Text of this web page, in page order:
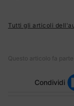
Tutti gli articoli
Questo articolo fa
Condividi